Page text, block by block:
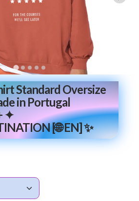
Standard Oversize
in Portugal
✦
[🌐 EN] ✨